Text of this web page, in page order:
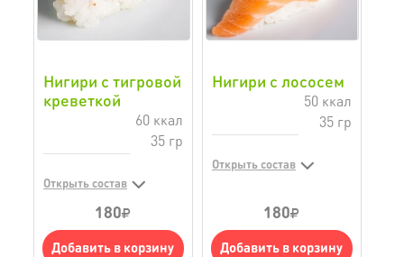
Нигири с тигровой
креветкой
60 ккал
35 гр
Открыть состав
180
Добавить в корзину
Нигири с лососем
50 ккал
35 гр
Открыть состав
180
Добавить в корзину